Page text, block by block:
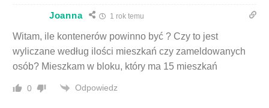
Joanna 1 rok temu
Witam, ile kontenerów powinno być ? Czy to jest
wyliczane według ilości mieszkań czy zameldowanych
osób? Mieszkam w bloku, który ma 15 mieszkań
0 Odpowiedz